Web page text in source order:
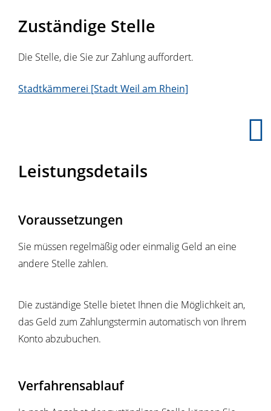
Zuständige Stelle
Die Stelle, die Sie zur Zahlung auffordert.
Stadtkämmerei [Stadt Weil am Rhein]
Leistungsdetails
Voraussetzungen
Sie müssen regelmäßig oder einmalig Geld an eine
andere Stelle zahlen.
Die zuständige Stelle bietet Ihnen die Möglichkeit an,
das Geld zum Zahlungstermin automatisch von Ihrem
Konto abzubuchen.
Verfahrensablauf